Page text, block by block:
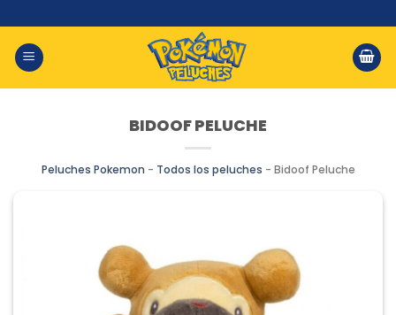
al
contenido
BIDOOF PELUCHE
Peluches Pokemon - Todos los peluches - Bidoof Peluche